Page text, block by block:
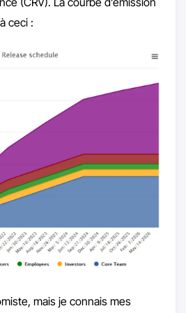
ceci :
mais je connais mes